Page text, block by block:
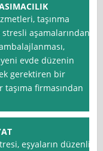
taşınma
aşamalarından
evde düzenin
gerektiren bir
firmasından
eşyaların düzenli